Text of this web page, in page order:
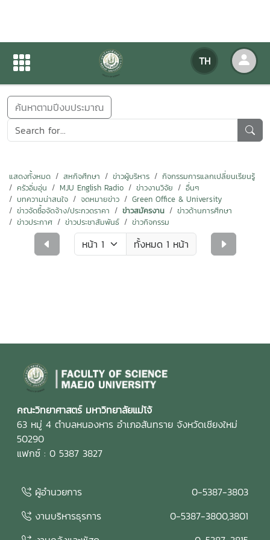
TH
ข่าวสารกิจกรรม
ค้นหาตามปีงบประมาณ
แสดงทั้งหมด สหกิจศึกษา ข่าวผู้บริหาร
กิจกรรมการแลกเปลี่ยนเรียนรู้
ครัวอิ่มอุ่น
MJU English Radio ข่าวงานวิจัย
อื่นๆ
บทความน่าสนใจ
จดหมายข่าว
Green Office & University
ข่าวจัดซื้อจัดจ้าง/ประกวดราคา
ข่าวสมัครงาน
ข่าวด้านการศึกษา
ข่าวประกาศ
ข่าวประชาสัมพันธ์ ข่าวกิจกรรม
ทั้งหมด 1 หน้า
คณะวิทยาศาสตร์ มหาวิทยาลัยแม่โจ้
63 หมู่ 4 ตำบลหนองหาร อำเภอสันทราย จังหวัดเชียงใหม่
50290
แฟกซ์ : 0 5387 3827
ผู้อำนวยการ
0-5387-3803
งานบริหารธุรการ
0-5387-3800,3801